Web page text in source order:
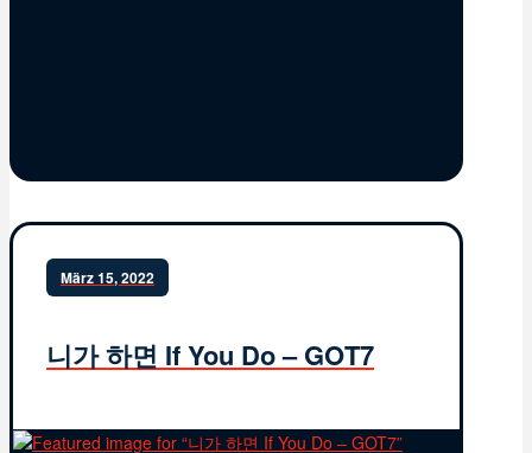
März 15, 2022
니가 하면 If You Do – GOT7